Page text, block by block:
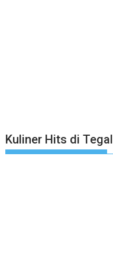
Kuliner Hits di Tegal